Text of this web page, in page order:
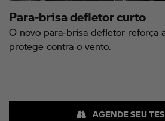
Para-brisa defletor curto
O novo para-brisa defletor reforça
protege contra o vento.
AGENDE SEU